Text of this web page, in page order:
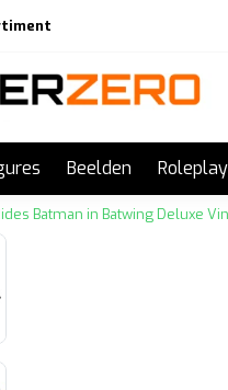
Beelden
Batman in Batwing Deluxe